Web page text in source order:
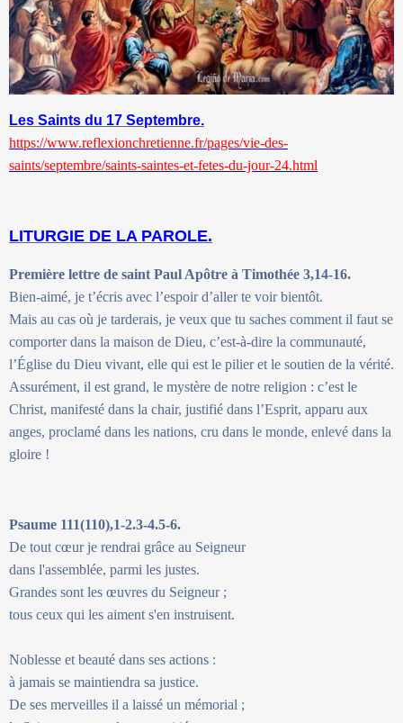
Les Saints du 17 Septembre.
https://www.reflexionchretienne.fr/pages/vie-des-
saints/septembre/saints-saintes-et-fetes-du-jour-24.html
LITURGIE DE LA PAROLE.
Première lettre de saint Paul Apôtre à Timothée 3,14-16.
Bien-aimé, je t’écris avec l’espoir d’aller te voir bientôt.
Mais au cas où je tarderais, je veux que tu saches comment il faut se
comporter dans la maison de Dieu, c’est-à-dire la communauté,
l’Église du Dieu vivant, elle qui est le pilier et le soutien de la vérité.
Assurément, il est grand, le mystère de notre religion : c’est le
Christ, manifesté dans la chair, justifié dans l’Esprit, apparu aux
anges, proclamé dans les nations, cru dans le monde, enlevé dans la
gloire !
Psaume 111(110),1-2.3-4.5-6.
De tout cœur je rendrai grâce au Seigneur
dans l'assemblée, parmi les justes.
Grandes sont les œuvres du Seigneur ;
tous ceux qui les aiment s'en instruisent.
Noblesse et beauté dans ses actions :
à jamais se maintiendra sa justice.
De ses merveilles il a laissé un mémorial ;